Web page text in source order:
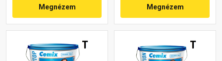
Megnézem Megnézem